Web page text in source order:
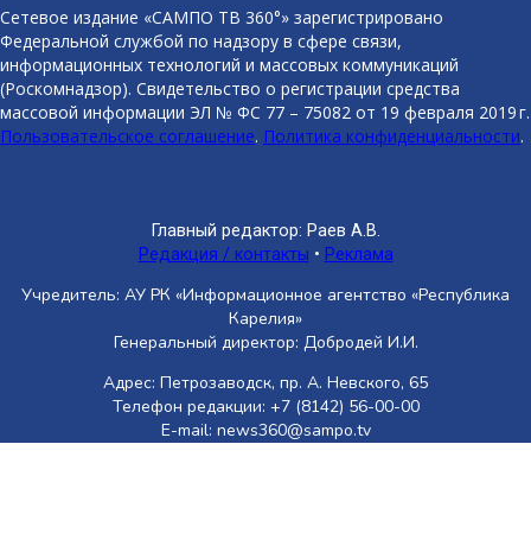
Сетевое издание «САМПО ТВ 360°» зарегистрировано
Федеральной службой по надзору в сфере связи,
информационных технологий и массовых коммуникаций
(Роскомнадзор). Свидетельство о регистрации средства
массовой информации ЭЛ № ФС 77 – 75082 от 19 февраля 2019 г.
Пользовательское соглашение. Политика конфиденциальности.
Главный редактор: Раев А.В.
Редакция / контакты • Реклама
Учредитель: АУ РК «Информационное агентство «Республика
Карелия»
Генеральный директор: Добродей И.И.
Адрес: Петрозаводск, пр. А. Невского, 65
Телефон редакции: +7 (8142) 56-00-00
E-mail: news360@sampo.tv